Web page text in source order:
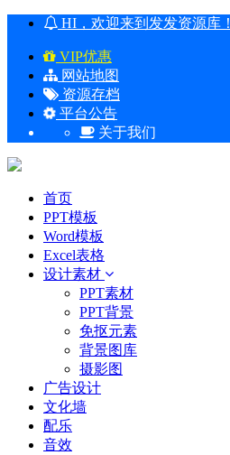
HI，欢迎来到发发资源库！
VIP优惠
网站地图
资源存档
平台公告
关于我们
首页
PPT模板
Word模板
Excel表格
设计素材
PPT素材
PPT背景
免抠元素
背景图库
摄影图
广告设计
文化墙
配乐
音效